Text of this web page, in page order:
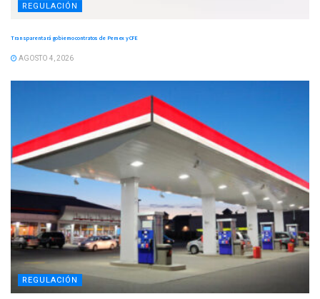
REGULACIÓN
Transparentará gobierno contratos de Pemex y CFE
AGOSTO 4, 2026
REGULACIÓN